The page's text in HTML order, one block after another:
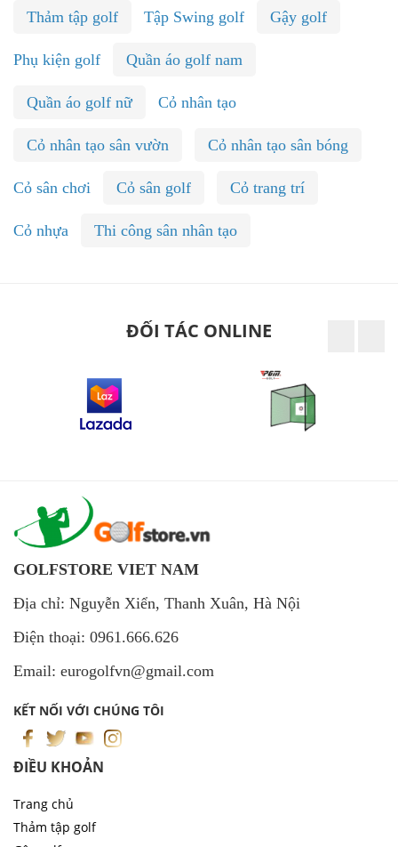
Thảm tập golf Tập Swing golf Gậy golf
Phụ kiện golf Quần áo golf nam
Quần áo golf nữ Cỏ nhân tạo
Cỏ nhân tạo sân vườn Cỏ nhân tạo sân bóng
Cỏ sân chơi Cỏ sân golf Cỏ trang trí
Cỏ nhựa Thi công sân nhân tạo
ĐỐI TÁC ONLINE
GOLFSTORE VIET NAM
Địa chỉ: Nguyễn Xiển, Thanh Xuân, Hà Nội
Điện thoại: 0961.666.626
Email: eurogolfvn@gmail.com
KẾT NỐI VỚI CHÚNG TÔI
ĐIỀU KHOẢN
Trang chủ
Thảm tập golf